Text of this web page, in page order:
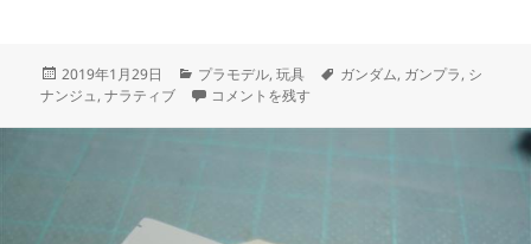
投
稿
2019年1月29日
カ
テ
プラモデル,玩具
タ
ガンダム, ガンプラ, シ
ナンジュ,ナラティブ 脚部スラスター塗分け ［HG シナンジュ スタイ
コメントを残す